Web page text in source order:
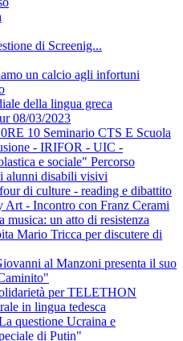
di Screenig...
un calcio agli infortuni
della lingua greca
08/03/2023
10 Seminario CTS E Scuola
- IRIFOR - UIC -
e sociale" Percorso
alunni disabili visivi
di culture - reading e dibattito
Art - Incontro con Franz Cerami
musica: un atto di resistenza
Mario Tricca per discutere di
al Manzoni presenta il suo
per TELETHON
in lingua tedesca
questione Ucraina e
di Putin"